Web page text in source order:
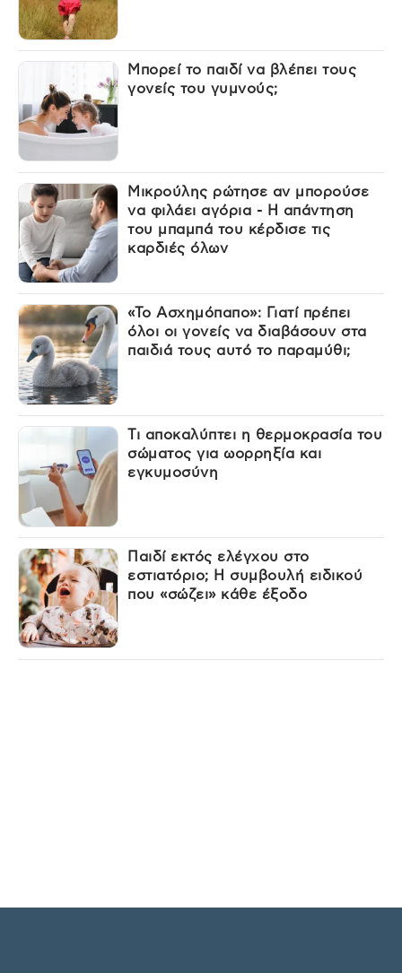
Μπορεί το παιδί να βλέπει τους
γονείς του γυμνούς;
Μικρούλης ρώτησε αν μπορούσε
να φιλάει αγόρια - Η απάντηση
του μπαμπά του κέρδισε τις
καρδιές όλων
«Το Ασχημόπαπο»: Γιατί πρέπει
όλοι οι γονείς να διαβάσουν στα
παιδιά τους αυτό το παραμύθι;
Τι αποκαλύπτει η θερμοκρασία του
σώματος για ωορρηξία και
εγκυμοσύνη
Παιδί εκτός ελέγχου στο
εστιατόριο; Η συμβουλή ειδικού
που «σώζει» κάθε έξοδο